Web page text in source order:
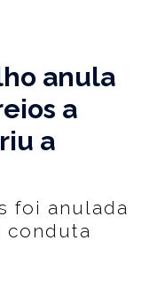
anula
a
a
foi anulada
conduta